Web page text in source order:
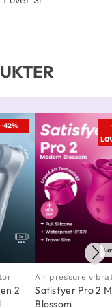
-42%
2
Air pressure
Satisfyer Pro 2
Blossom